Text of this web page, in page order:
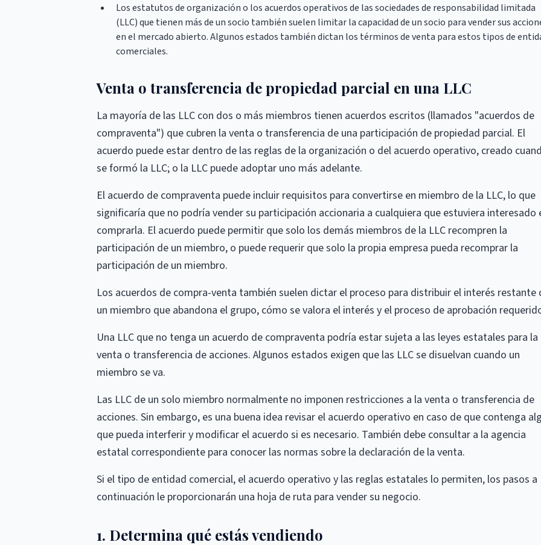
Los estatutos de organización o los acuerdos operativos de las sociedades de responsabilidad limitada
(LLC) que tienen más de un socio también suelen limitar la capacidad de un socio para vender sus
en el mercado abierto. Algunos estados también dictan los términos de venta para estos tipos de
comerciales.
Venta o transferencia de propiedad parcial en una LLC
La mayoría de las LLC con dos o más miembros tienen acuerdos escritos (llamados "acuerdos de
compraventa") que cubren la venta o transferencia de una participación de propiedad parcial. El
acuerdo puede estar dentro de las reglas de la organización o del acuerdo operativo, creado
se formó la LLC; o la LLC puede adoptar uno más adelante.
El acuerdo de compraventa puede incluir requisitos para convertirse en miembro de la LLC, lo que
significaría que no podría vender su participación accionaria a cualquiera que estuviera interesado
comprarla. El acuerdo puede permitir que solo los demás miembros de la LLC recompren la
participación de un miembro, o puede requerir que solo la propia empresa pueda recomprar la
participación de un miembro.
Los acuerdos de compra-venta también suelen dictar el proceso para distribuir el interés restante
un miembro que abandona el grupo, cómo se valora el interés y el proceso de aprobación
Una LLC que no tenga un acuerdo de compraventa podría estar sujeta a las leyes estatales para la
venta o transferencia de acciones. Algunos estados exigen que las LLC se disuelvan cuando un
miembro se va.
Las LLC de un solo miembro normalmente no imponen restricciones a la venta o transferencia de
acciones. Sin embargo, es una buena idea revisar el acuerdo operativo en caso de que contenga
que pueda interferir y modificar el acuerdo si es necesario. También debe consultar a la agencia
estatal correspondiente para conocer las normas sobre la declaración de la venta.
Si el tipo de entidad comercial, el acuerdo operativo y las reglas estatales lo permiten, los pasos a
continuación le proporcionarán una hoja de ruta para vender su negocio.
1. Determina qué estás vendiendo